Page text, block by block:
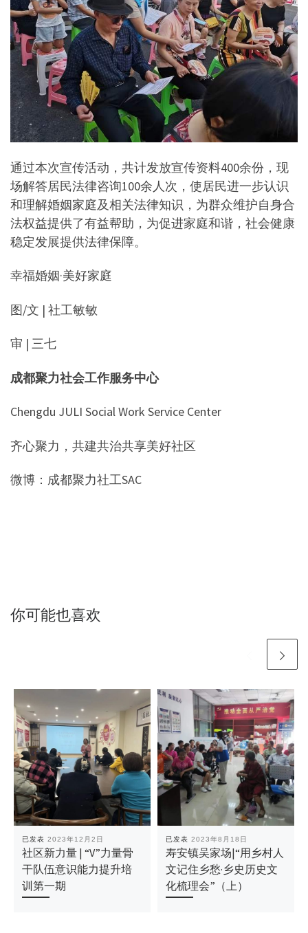
通过本次宣传活动，共计发放宣传资料400余份，现
场解答居民法律咨询100余人次，使居民进一步认识
和理解婚姻家庭及相关法律知识，为群众维护自身合
法权益提供了有益帮助，为促进家庭和谐，社会健康
稳定发展提供法律保障。
幸福婚姻·美好家庭
图/文 | 社工敏敏
审 | 三七
成都聚力社会工作服务中心
Chengdu JULI Social Work Service Center
齐心聚力，共建共治共享美好社区
微博：成都聚力社工SAC
你可能也喜欢
已发表 2023年12月2日
社区新力量 | “V”力量骨
干队伍意识能力提升培
训第一期
已发表 2023年8月18日
寿安镇吴家场|“用乡村人
文记住乡愁·乡史历史文
化梳理会”（上）